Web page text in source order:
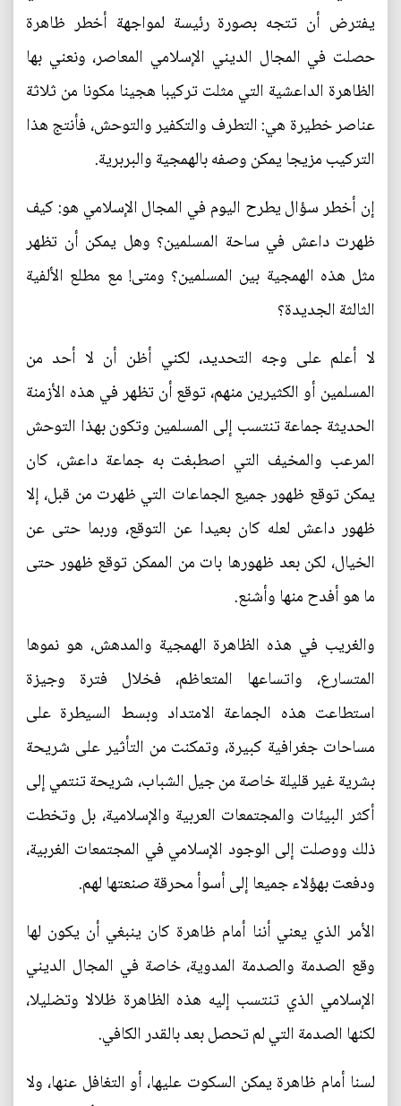
يفترض أن تتجه بصورة رئيسة لمواجهة أخطر ظاهرة
حصلت في المجال الديني الإسلامي المعاصر، ونعني بها
الظاهرة الداعشية التي مثلت تركيبا هجينا مكونا من ثلاثة
عناصر خطيرة هي: التطرف والتكفير والتوحش، فأنتج هذا
التركيب مزيجا يمكن وصفه بالهمجية والبربرية.
إن أخطر سؤال يطرح اليوم في المجال الإسلامي هو: كيف
ظهرت داعش في ساحة المسلمين؟ وهل يمكن أن تظهر
مثل هذه الهمجية بين المسلمين؟ ومتى! مع مطلع الألفية
الثالثة الجديدة؟
لا أعلم على وجه التحديد، لكني أظن أن لا أحد من
المسلمين أو الكثيرين منهم، توقع أن تظهر في هذه الأزمنة
الحديثة جماعة تنتسب إلى المسلمين وتكون بهذا التوحش
المرعب والمخيف التي اصطبغت به جماعة داعش، كان
يمكن توقع ظهور جميع الجماعات التي ظهرت من قبل، إلا
ظهور داعش لعله كان بعيدا عن التوقع، وربما حتى عن
الخيال، لكن بعد ظهورها بات من الممكن توقع ظهور حتى
ما هو أفدح منها وأشنع.
والغريب في هذه الظاهرة الهمجية والمدهش، هو نموها
المتسارع، واتساعها المتعاظم، فخلال فترة وجيزة
استطاعت هذه الجماعة الامتداد وبسط السيطرة على
مساحات جغرافية كبيرة، وتمكنت من التأثير على شريحة
بشرية غير قليلة خاصة من جيل الشباب، شريحة تنتمي إلى
أكثر البيئات والمجتمعات العربية والإسلامية، بل وتخطت
ذلك ووصلت إلى الوجود الإسلامي في المجتمعات الغربية،
ودفعت بهؤلاء جميعا إلى أسوأ محرقة صنعتها لهم.
الأمر الذي يعني أننا أمام ظاهرة كان ينبغي أن يكون لها
وقع الصدمة والصدمة المدوية، خاصة في المجال الديني
الإسلامي الذي تنتسب إليه هذه الظاهرة ظلالا وتضليلا،
لكنها الصدمة التي لم تحصل بعد بالقدر الكافي.
لسنا أمام ظاهرة يمكن السكوت عليها، أو التغافل عنها، ولا